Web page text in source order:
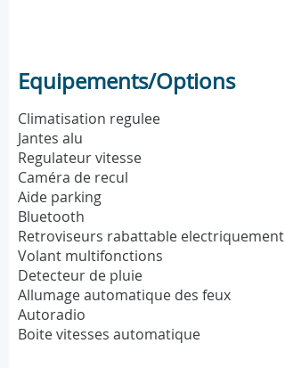
Equipements/Options
Climatisation regulee
Jantes alu
Regulateur vitesse
Caméra de recul
Aide parking
Bluetooth
Retroviseurs rabattable electriquement
Volant multifonctions
Detecteur de pluie
Allumage automatique des feux
Autoradio
Boite vitesses automatique